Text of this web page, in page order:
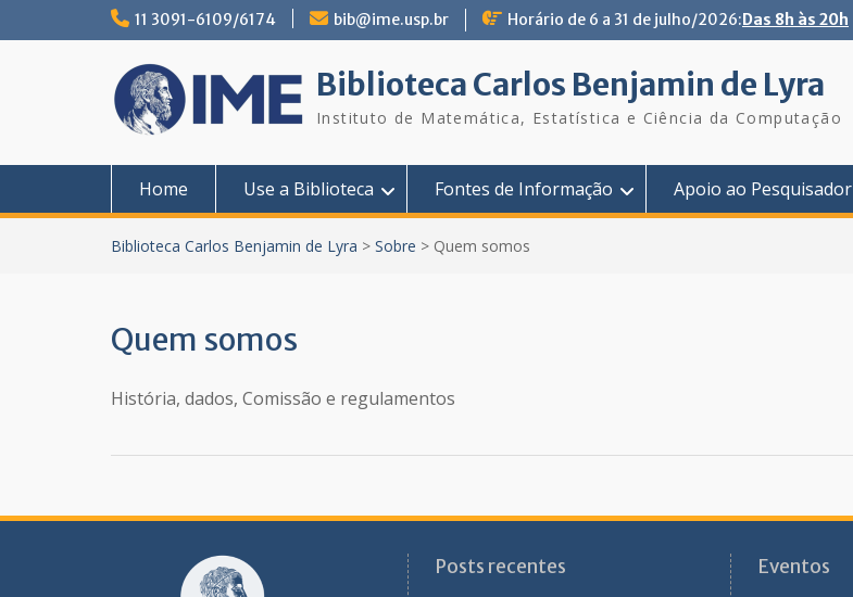
11 3091-6109/6174 bib@ime.usp.br Horário de 6 a 31 de julho/2026:Das 8h às 20h
Biblioteca Carlos Benjamin de Lyra
Instituto de Matemática, Estatística e Ciência da Computação
Home Use a Biblioteca Fontes de Informação Apoio ao Pesquisador
Biblioteca Carlos Benjamin de Lyra > Sobre > Quem somos
Quem somos
História, dados, Comissão e regulamentos
Posts recentes Eventos